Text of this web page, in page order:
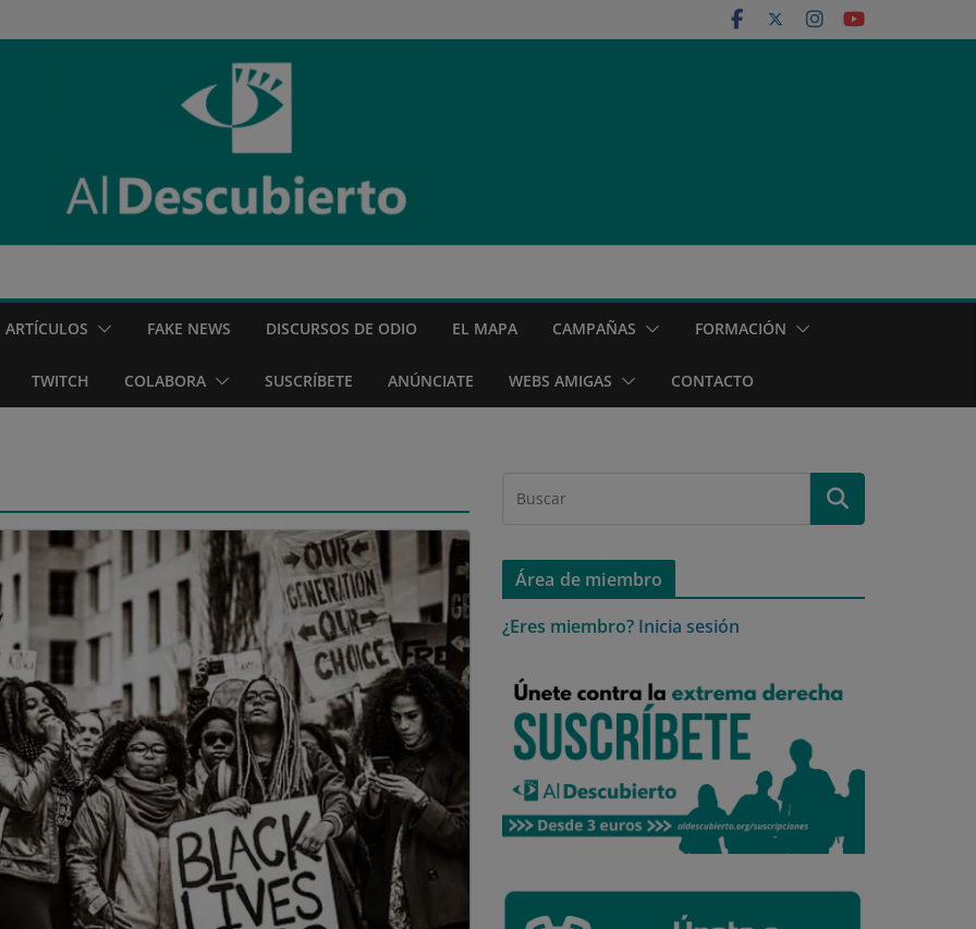
ARTÍCULOS FAKE NEWS DISCURSOS DE ODIO EL MAPA CAMPAÑAS FORMACIÓN
TWITCH COLABORA SUSCRÍBETE ANÚNCIATE WEBS AMIGAS CONTACTO
Área de miembro
¿Eres miembro? Inicia sesión